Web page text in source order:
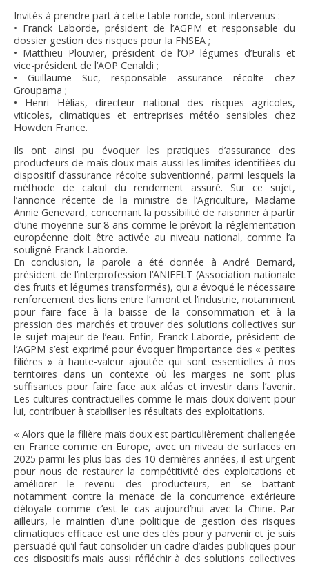
Invités à prendre part à cette table-ronde, sont intervenus :
• Franck Laborde, président de l’AGPM et responsable du
dossier gestion des risques pour la FNSEA ;
• Matthieu Plouvier, président de l’OP légumes d’Euralis et
vice-président de l’AOP Cenaldi ;
• Guillaume Suc, responsable assurance récolte chez
Groupama ;
• Henri Hélias, directeur national des risques agricoles,
viticoles, climatiques et entreprises météo sensibles chez
Howden France.
Ils ont ainsi pu évoquer les pratiques d’assurance des
producteurs de maïs doux mais aussi les limites identifiées du
dispositif d’assurance récolte subventionné, parmi lesquels la
méthode de calcul du rendement assuré. Sur ce sujet,
l’annonce récente de la ministre de l’Agriculture, Madame
Annie Genevard, concernant la possibilité de raisonner à partir
d’une moyenne sur 8 ans comme le prévoit la réglementation
européenne doit être activée au niveau national, comme l’a
souligné Franck Laborde.
En conclusion, la parole a été donnée à André Bernard,
président de l’interprofession l’ANIFELT (Association nationale
des fruits et légumes transformés), qui a évoqué le nécessaire
renforcement des liens entre l’amont et l’industrie, notamment
pour faire face à la baisse de la consommation et à la
pression des marchés et trouver des solutions collectives sur
le sujet majeur de l’eau. Enfin, Franck Laborde, président de
l’AGPM s’est exprimé pour évoquer l’importance des « petites
filières » à haute-valeur ajoutée qui sont essentielles à nos
territoires dans un contexte où les marges ne sont plus
suffisantes pour faire face aux aléas et investir dans l’avenir.
Les cultures contractuelles comme le maïs doux doivent pour
lui, contribuer à stabiliser les résultats des exploitations.
« Alors que la filière maïs doux est particulièrement challengée
en France comme en Europe, avec un niveau de surfaces en
2025 parmi les plus bas des 10 dernières années, il est urgent
pour nous de restaurer la compétitivité des exploitations et
améliorer le revenu des producteurs, en se battant
notamment contre la menace de la concurrence extérieure
déloyale comme c’est le cas aujourd’hui avec la Chine. Par
ailleurs, le maintien d’une politique de gestion des risques
climatiques efficace est une des clés pour y parvenir et je suis
persuadé qu’il faut consolider un cadre d’aides publiques pour
ces dispositifs mais aussi réfléchir à des solutions collectives